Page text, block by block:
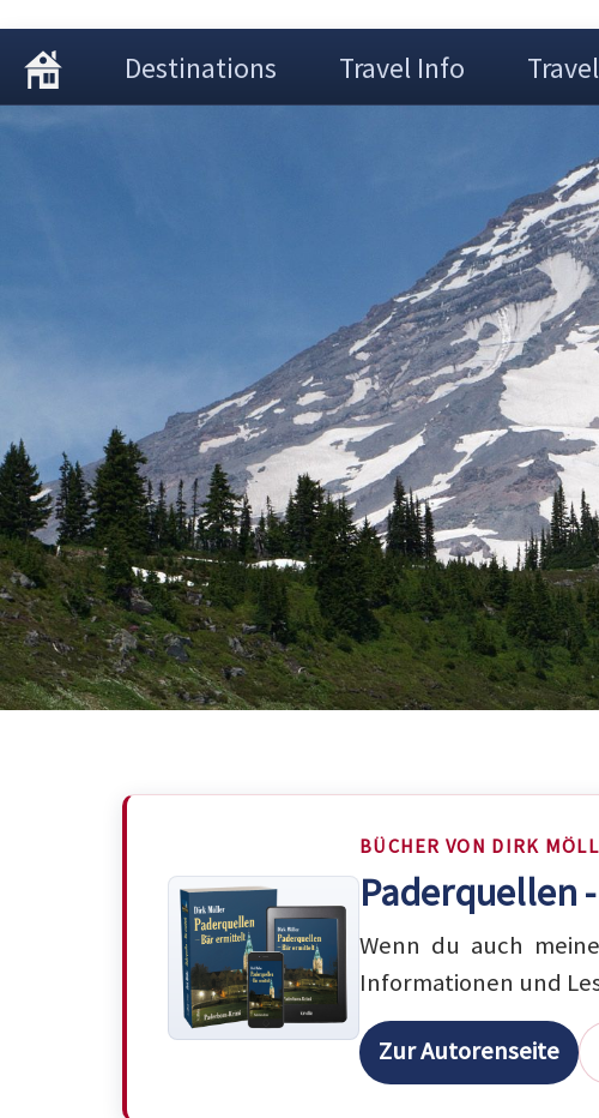
Destinations Travel Info
BÜCHER VON DIRK
Paderquellen
Wenn du auch
Informationen und
Zur Autorenseite